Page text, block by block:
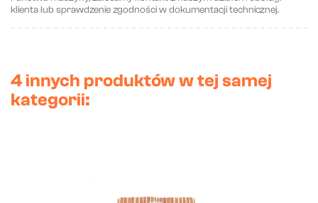
klienta lub sprawdzenie zgodności w dokumentacji technicznej.
4 innych produktów w tej samej
kategorii: